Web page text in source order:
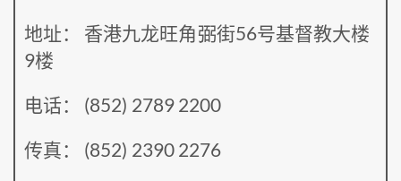
地址： 香港九龙旺角弼街56号基督教大楼
9楼
电话： (852) 2789 2200
传真： (852) 2390 2276